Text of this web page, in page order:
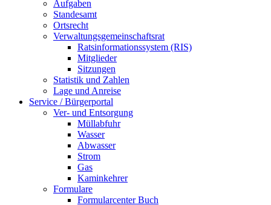
Aufgaben
Standesamt
Ortsrecht
Verwaltungsgemeinschaftsrat
Ratsinformationssystem (RIS)
Mitglieder
Sitzungen
Statistik und Zahlen
Lage und Anreise
Service / Bürgerportal
Ver- und Entsorgung
Müllabfuhr
Wasser
Abwasser
Strom
Gas
Kaminkehrer
Formulare
Formularcenter Buch